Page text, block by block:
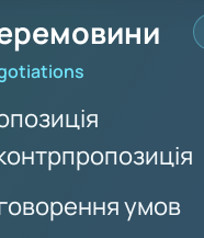
умов